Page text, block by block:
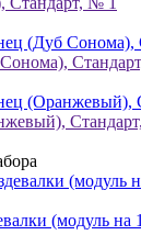
(модуль на